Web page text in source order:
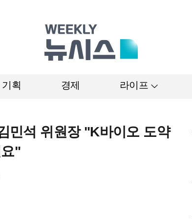
기획 경제 라이프
민석 위원장 "K바이오 도약
"